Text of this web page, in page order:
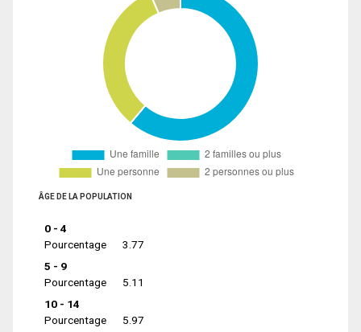
ÂGE DE LA POPULATION
0 - 4
Pourcentage
3.77
5 - 9
Pourcentage
5.11
10 - 14
Pourcentage
5.97